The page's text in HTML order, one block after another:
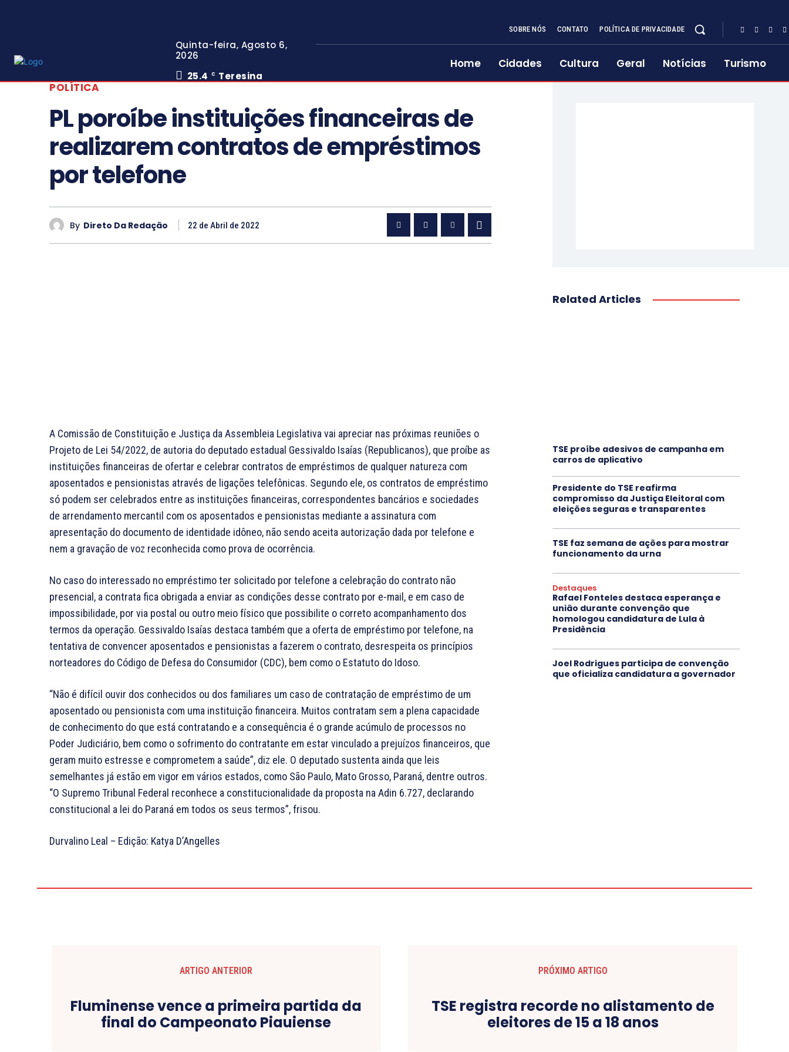
Quinta-feira, Agosto 6,
2026
25.4
C Teresina
SOBRE NÓS CONTATO POLÍTICA DE PRIVACIDADE
Home Cidades Cultura Geral Notícias
Turismo
POLÍTICA
PL poroíbe instituições financeiras de
realizarem contratos de empréstimos
por telefone
By Direto Da Redação 22 de Abril de 2022
A Comissão de Constituição e Justiça da Assembleia Legislativa vai apreciar nas próximas reuniões o
Projeto de Lei 54/2022, de autoria do deputado estadual Gessivaldo Isaías (Republicanos), que proíbe as
instituições financeiras de ofertar e celebrar contratos de empréstimos de qualquer natureza com
aposentados e pensionistas através de ligações telefônicas. Segundo ele, os contratos de empréstimo
só podem ser celebrados entre as instituições financeiras, correspondentes bancários e sociedades
de arrendamento mercantil com os aposentados e pensionistas mediante a assinatura com
apresentação do documento de identidade idôneo, não sendo aceita autorização dada por telefone e
nem a gravação de voz reconhecida como prova de ocorrência.
No caso do interessado no empréstimo ter solicitado por telefone a celebração do contrato não
presencial, a contrata fica obrigada a enviar as condições desse contrato por e-mail, e em caso de
impossibilidade, por via postal ou outro meio físico que possibilite o correto acompanhamento dos
termos da operação. Gessivaldo Isaías destaca também que a oferta de empréstimo por telefone, na
tentativa de convencer aposentados e pensionistas a fazerem o contrato, desrespeita os princípios
norteadores do Código de Defesa do Consumidor (CDC), bem como o Estatuto do Idoso.
“Não é difícil ouvir dos conhecidos ou dos familiares um caso de contratação de empréstimo de um
aposentado ou pensionista com uma instituição financeira. Muitos contratam sem a plena capacidade
de conhecimento do que está contratando e a consequência é o grande acúmulo de processos no
Poder Judiciário, bem como o sofrimento do contratante em estar vinculado a prejuízos financeiros, que
geram muito estresse e comprometem a saúde”, diz ele. O deputado sustenta ainda que leis
semelhantes já estão em vigor em vários estados, como São Paulo, Mato Grosso, Paraná, dentre outros.
“O Supremo Tribunal Federal reconhece a constitucionalidade da proposta na Adin 6.727, declarando
constitucional a lei do Paraná em todos os seus termos”, frisou.
Durvalino Leal – Edição: Katya D’Angelles
Related Articles
TSE proíbe adesivos de campanha em
carros de aplicativo
Presidente do TSE reafirma
compromisso da Justiça Eleitoral com
eleições seguras e transparentes
TSE faz semana de ações para mostrar
funcionamento da urna
Destaques
Rafael Fonteles destaca esperança e
união durante convenção que
homologou candidatura de Lula à
Presidência
Joel Rodrigues participa de convenção
que oficializa candidatura a governador
ARTIGO ANTERIOR
Fluminense vence a primeira partida da
final do Campeonato Piauiense
PRÓXIMO ARTIGO
TSE registra recorde no alistamento de
eleitores de 15 a 18 anos